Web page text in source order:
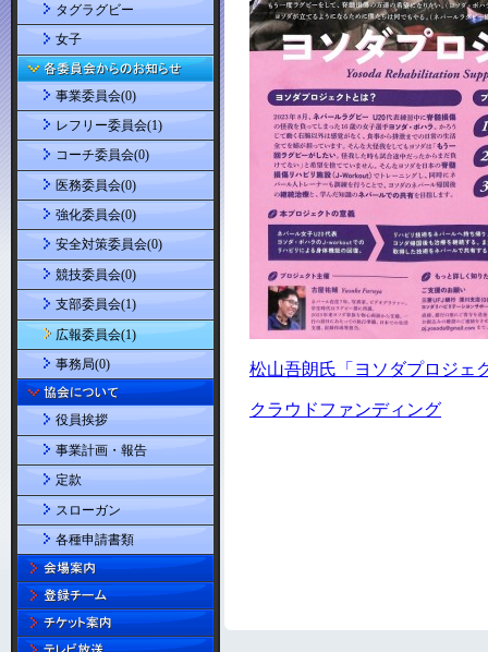
タグラグビー
女子
事業委員会(0)
レフリー委員会(1)
コーチ委員会(0)
医務委員会(0)
強化委員会(0)
安全対策委員会(0)
競技委員会(0)
支部委員会(1)
広報委員会(1)
事務局(0)
役員挨拶
事業計画・報告
定款
スローガン
各種申請書類